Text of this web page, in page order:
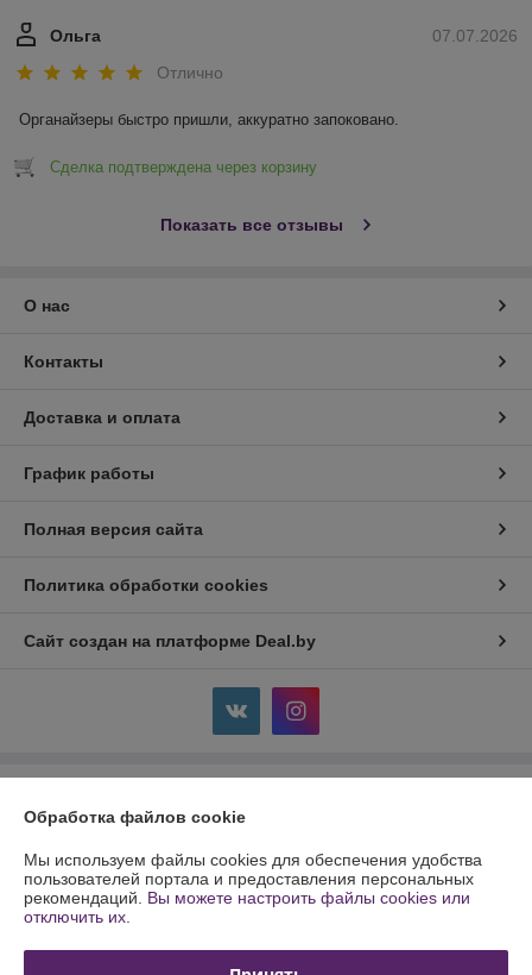
07.07.2026
Ольга
Отлично
Органайзеры быстро пришли, аккуратно запоковано.
Сделка подтверждена через корзину
Показать все отзывы
О нас
Контакты
Доставка и оплата
График работы
Полная версия сайта
Политика обработки cookies
Сайт создан на платформе Deal.by
Александрович
Минский р-н, п. Лесной, 19-174
Регистрационный номер ЕГР: 691754461
УНП: 691754461
Обработка файлов cookie
Мы используем файлы cookies для обеспечения удобства
пользователей портала и предоставления персональных
рекомендаций. Вы можете настроить файлы cookies или
отключить их.